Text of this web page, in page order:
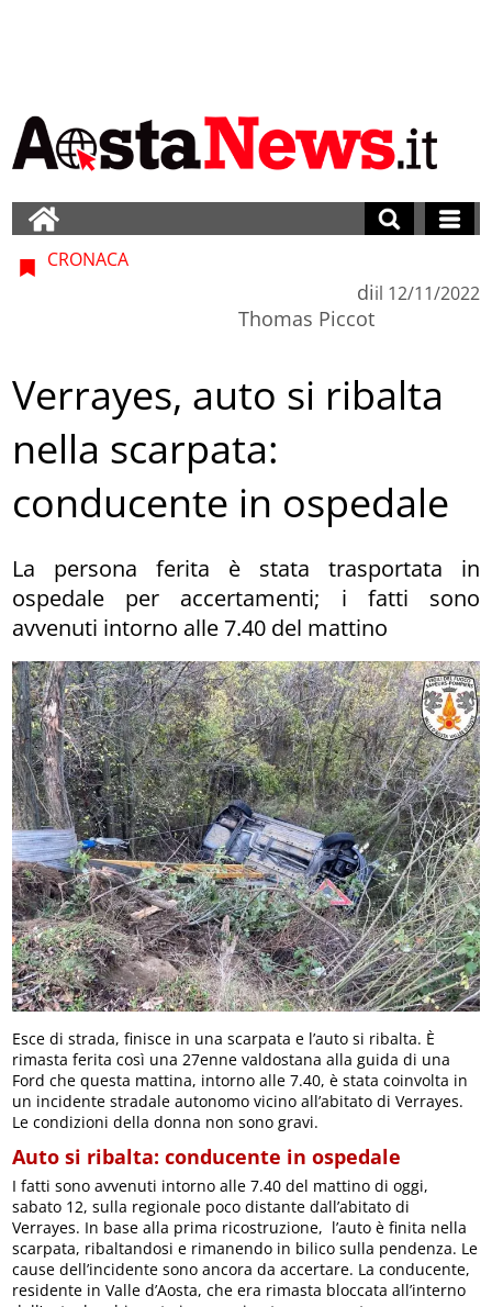
CRONACA
di
Thomas Piccot
il 12/11/2022
Verrayes, auto si ribalta
nella scarpata:
conducente in ospedale
La persona ferita è stata trasportata in
ospedale per accertamenti; i fatti sono
avvenuti intorno alle 7.40 del mattino
Esce di strada, finisce in una scarpata e l’auto si ribalta. È
rimasta ferita così una 27enne valdostana alla guida di una
Ford che questa mattina, intorno alle 7.40, è stata coinvolta in
un incidente stradale autonomo vicino all’abitato di Verrayes.
Le condizioni della donna non sono gravi.
Auto si ribalta: conducente in ospedale
I fatti sono avvenuti intorno alle 7.40 del mattino di oggi,
sabato 12, sulla regionale poco distante dall’abitato di
Verrayes. In base alla prima ricostruzione, l’auto è finita nella
scarpata, ribaltandosi e rimanendo in bilico sulla pendenza. Le
cause dell’incidente sono ancora da accertare. La conducente,
residente in Valle d’Aosta, che era rimasta bloccata all’interno